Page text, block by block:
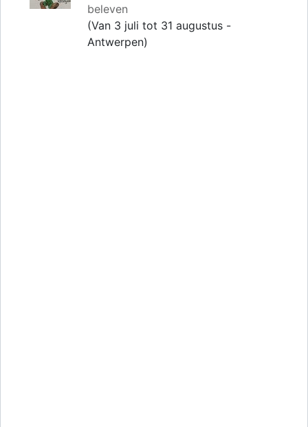
beleven
(Van 3 juli tot 31 augustus -
Antwerpen)